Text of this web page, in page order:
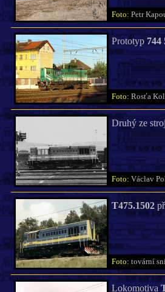
Foto: Petr
Prototyp744
Foto: Rosťa
Druhý ze
Foto: Václav
T475.1502
Foto: tovární
Lokomotiva